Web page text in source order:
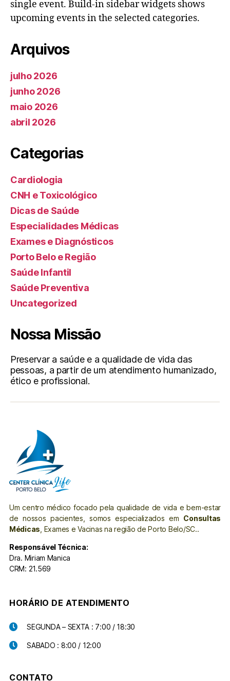
single event. Build-in sidebar widgets shows
upcoming events in the selected categories.
Arquivos
julho 2026
junho 2026
maio 2026
abril 2026
Categorias
Cardiologia
CNH e Toxicológico
Dicas de Saúde
Especialidades Médicas
Exames e Diagnósticos
Porto Belo e Região
Saúde Infantil
Saúde Preventiva
Uncategorized
Nossa Missão
Preservar a saúde e a qualidade de vida das
pessoas, a partir de um atendimento humanizado,
ético e profissional.
Um centro médico focado pela qualidade de vida e bem-estar
de nossos pacientes, somos especializados em Consultas
Médicas , Exames e Vacinas na região de Porto Belo/SC..
Responsável Técnica:
Dra. Miriam Manica
CRM: 21.569
HORÁRIO DE ATENDIMENTO
SEGUNDA – SEXTA : 7:00 / 18:30
SABADO : 8:00 / 12:00
CONTATO